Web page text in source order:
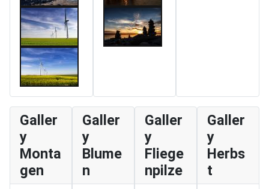
Galler
y
Monta
gen
Galler
y
Blume
n
Galler
y
Fliege
npilze
Galler
y
Herbs
t